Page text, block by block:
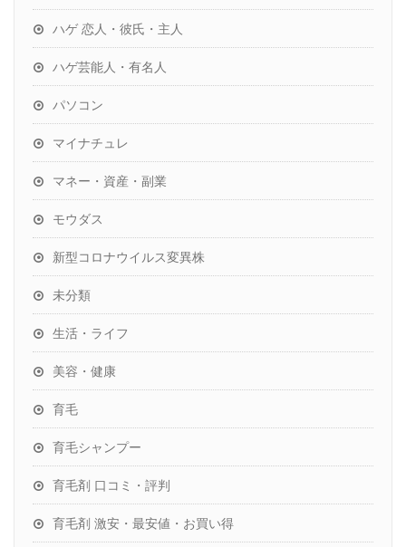
ハゲ 恋人・彼氏・主人
ハゲ芸能人・有名人
パソコン
マイナチュレ
マネー・資産・副業
モウダス
新型コロナウイルス変異株
未分類
生活・ライフ
美容・健康
育毛
育毛シャンプー
育毛剤 口コミ・評判
育毛剤 激安・最安値・お買い得